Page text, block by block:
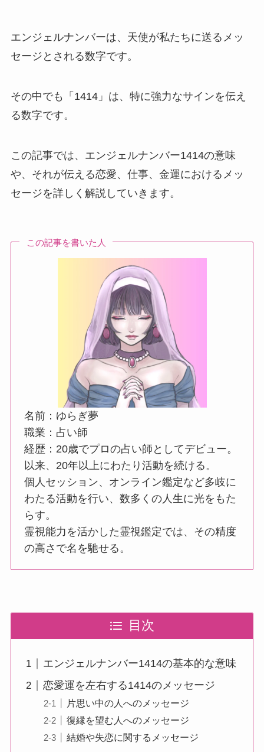
エンジェルナンバーは、天使が私たちに送るメッ
セージとされる数字です。
その中でも「1414」は、特に強力なサインを伝え
る数字です。
この記事では、エンジェルナンバー1414の意味
や、それが伝える恋愛、仕事、金運におけるメッ
セージを詳しく解説していきます。
この記事を書いた人
名前：ゆらぎ夢
職業：占い師
経歴：20歳でプロの占い師としてデビュー。
以来、20年以上にわたり活動を続ける。
個人セッション、オンライン鑑定など多岐に
わたる活動を行い、数多くの人生に光をもた
らす。
霊視能力を活かした霊視鑑定では、その精度
の高さで名を馳せる。
目次
エンジェルナンバー1414の基本的な意味
恋愛運を左右する1414のメッセージ
片思い中の人へのメッセージ
復縁を望む人へのメッセージ
結婚や失恋に関するメッセージ